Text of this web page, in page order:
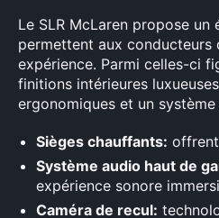
Le SLR McLaren propose un
permettent aux conducteurs
expérience. Parmi celles-ci
finitions intérieures
ergonomiques et un
Sièges chauffants:
Système audio haut de
expérience sonore
Caméra de recul: